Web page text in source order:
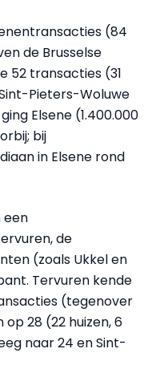
(84
de Brusselse
52 transacties (31
Pieters-Woluwe
Elsene (1.400.000
bij
in Elsene rond
een
de
(zoals Ukkel en
Tervuren kende
(tegenover
op 28 (22 huizen, 6
naar 24 en Sint-